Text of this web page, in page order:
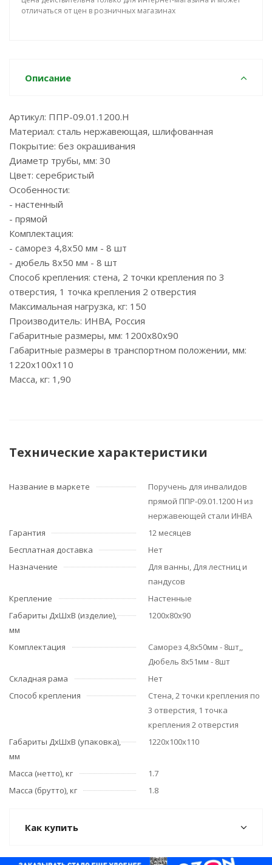
отличаться от цен в розничных магазинах
Описание
Артикул: ППР-09.01.1200.Н
Материал: сталь нержавеющая, шлифованная
Покрытие: без окрашивания
Диаметр трубы, мм: 30
Цвет: серебристый
Особенности:
- настенный
- прямой
Комплектация:
- саморез 4,8х50 мм - 8 шт
- дюбель 8х50 мм - 8 шт
Способ крепления: стена, 2 точки крепления по 3
отверстия, 1 точка крепления 2 отверстия
Максимальная нагрузка, кг: 150
Производитель: ИНВА, Россия
Габаритные размеры, мм: 1200х80х90
Габаритные размеры в транспортном положении, мм:
1220х100х110
Масса, кг: 1,90
Технические характеристики
Название в маркете
Поручень для инвалидов
прямой ППР-09.01.1200 Н из
нержавеющей стали ИНВА
Гарантия
12 месяцев
Бесплатная доставка
Нет
Назначение
Для ванны, Для лестниц и
пандусов
Крепление
Настенные
Габариты ДхШхВ (изделие),
мм
1200х80х90
Комплектация
Саморез 4,8х50мм - 8шт,,
Дюбель 8х51мм - 8шт
Складная рама
Нет
Способ крепления
Стена, 2 точки крепления по
3 отверстия, 1 точка
крепления 2 отверстия
Габариты ДхШхВ (упаковка),
мм
1220х100х110
Масса (нетто), кг
1.7
Масса (брутто), кг
1.8
Как купить